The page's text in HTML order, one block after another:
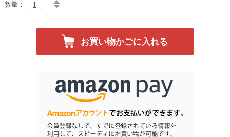
数量：
お買い物かごに入れる